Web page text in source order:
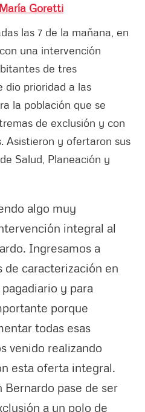
Goretti
las 7 de la mañana, en
una intervención
de tres
dio prioridad a las
la población que se
de exclusión y con
Asistieron y ofertaron sus
Salud, Planeación y
algo muy
integral al
Ingresamos a
de caracterización en
y para
porque
todas esas
venido realizando
esta oferta integral.
Bernardo pase de ser
a un polo de